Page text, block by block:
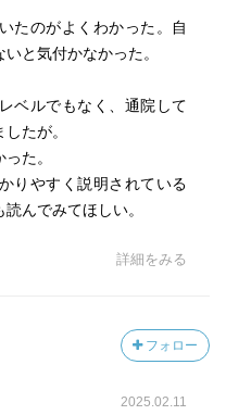
たのがよくわかった。自
と気付かなかった。
ベルでもなく、通院して
たが。
た。
りやすく説明されている
んでみてほしい。
詳細をみる
フォロー
2025.02.11